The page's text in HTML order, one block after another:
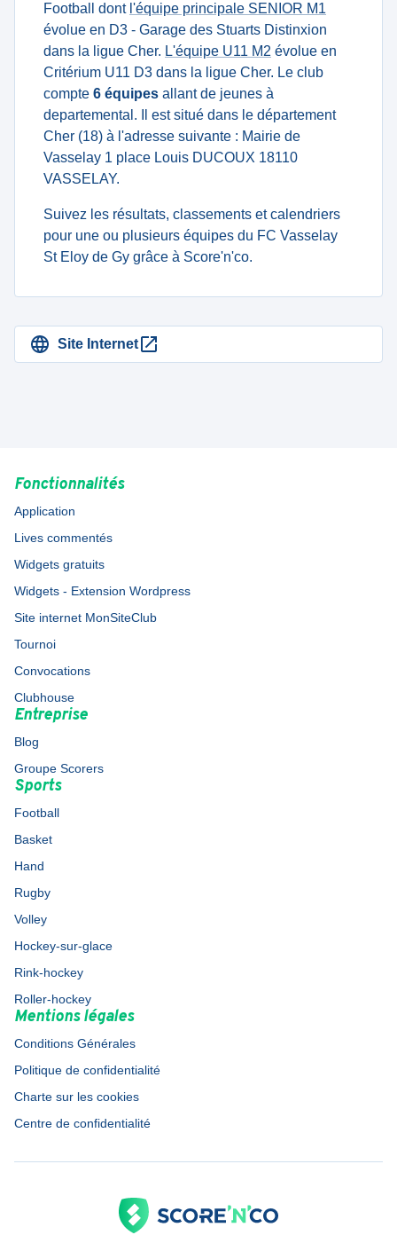
Football dont l'équipe principale SENIOR M1
évolue en D3 - Garage des Stuarts Distinxion
dans la ligue Cher. L'équipe U11 M2 évolue en
Critérium U11 D3 dans la ligue Cher. Le club
compte 6 équipes allant de jeunes à
departemental. Il est situé dans le département
Cher (18) à l'adresse suivante : Mairie de
Vasselay 1 place Louis DUCOUX 18110
VASSELAY.
Suivez les résultats, classements et calendriers
pour une ou plusieurs équipes du FC Vasselay
St Eloy de Gy grâce à Score'n'co.
Site Internet
Fonctionnalités
Application
Lives commentés
Widgets gratuits
Widgets - Extension Wordpress
Site internet MonSiteClub
Tournoi
Convocations
Clubhouse
Entreprise
Blog
Groupe Scorers
Sports
Football
Basket
Hand
Rugby
Volley
Hockey-sur-glace
Rink-hockey
Roller-hockey
Mentions légales
Conditions Générales
Politique de confidentialité
Charte sur les cookies
Centre de confidentialité